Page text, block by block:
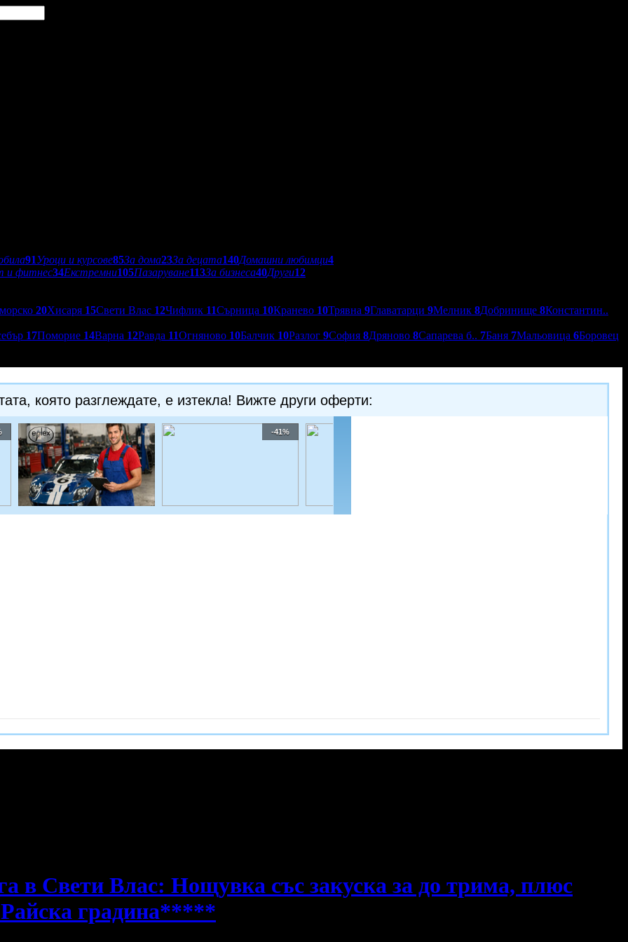
91Уроци и курсове85За дома23За децата140Домашни любимци4
и фитнес34Екстремни105Пазаруване113За бизнеса40Други12
20Хисаря 15Свети Влас 12Чифлик 11Сърница 10Кранево 10Трявна 9Главатарци 9Мелник 8Добринище 8Константин..
17Поморие 14Варна 12Равда 11Огняново 10Балчик 10Разлог 9София 8Дряново 8Сапарева б.. 7Баня 7Мальовица 6Боровец
която разглеждате, е изтекла! Вижте други оферти:
-41%
в Свети Влас: Нощувка със закуска за до трима, плюс
градина*****